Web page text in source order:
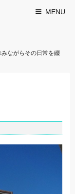
MENU
ながらその日常を綴